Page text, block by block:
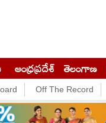
ఆంధ్రప్రదేశ్ తెలంగాణ
Off The Record